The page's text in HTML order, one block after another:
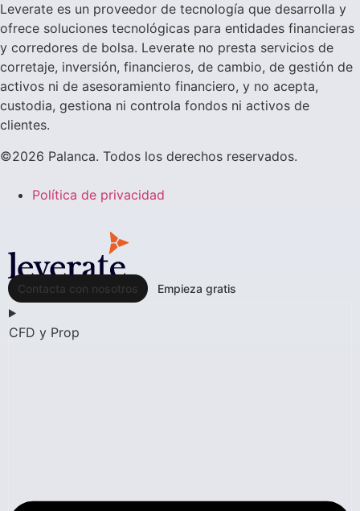
Leverate es un proveedor de tecnología que desarrolla y
ofrece soluciones tecnológicas para entidades financieras
y corredores de bolsa. Leverate no presta servicios de
corretaje, inversión, financieros, de cambio, de gestión de
activos ni de asesoramiento financiero, y no acepta,
custodia, gestiona ni controla fondos ni activos de
clientes.
©2026 Palanca. Todos los derechos reservados.
Política de privacidad
Contacta con nosotros Empieza gratis
CFD y Prop